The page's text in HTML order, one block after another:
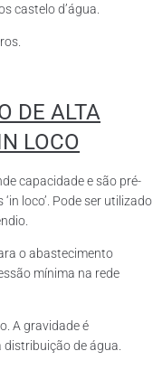
castelo d’água.
DE ALTA
LOCO
capacidade e são pré-
loco’. Pode ser utilizado
o abastecimento
mínima na rede
A gravidade é
de água.